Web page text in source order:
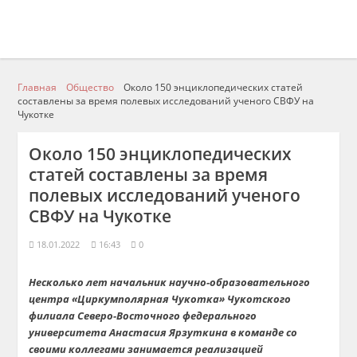
Главная Общество
Около 150 энциклопедических статей
составлены за время полевых исследований ученого СВФУ на
Чукотке
Около 150 энциклопедических
статей составлены за время
полевых исследований ученого
СВФУ на Чукотке
18.01.2022 16:43 0
Несколько лет начальник научно-образовательного
центра «Циркумполярная Чукотка» Чукотского
филиала Северо-Восточного федерального
университета Анастасия Ярзуткина в команде со
своими коллегами занимается реализацией